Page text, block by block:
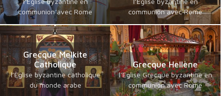
communion avec Rome
communion avec Rome
Grecque Melkite
Catholique
l’Eglise byzantine catholique
du monde arabe
Grecque Hellène
l’Eglise Grecque byzantine en
communion avec Rome